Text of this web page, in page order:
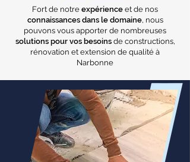
Fort de notre expérience et de nos
connaissances dans le domaine, nous
pouvons vous apporter de nombreuses
solutions pour vos besoinsde constructions,
rénovation et extension de qualité à
Narbonne